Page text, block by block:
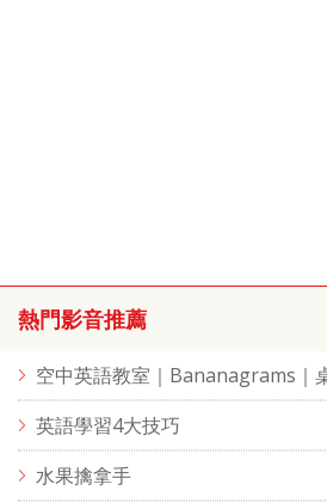
熱門影音推薦
空中英語教室｜Bananagrams｜
英語學習4大技巧
水果擒拿手